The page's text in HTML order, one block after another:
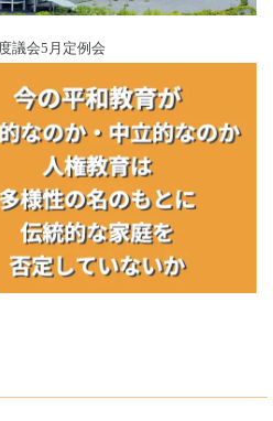
議会5月定例会